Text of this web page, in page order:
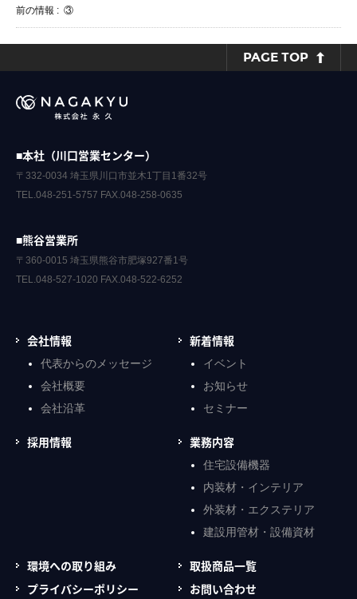
前の情報 : ③
PAGE TOP
■本社（川口営業センター）
〒332-0034 埼玉県川口市並木1丁目1番32号
TEL.048-251-5757 FAX.048-258-0635
■熊谷営業所
〒360-0015 埼玉県熊谷市肥塚927番1号
TEL.048-527-1020 FAX.048-522-6252
会社情報
代表からのメッセージ
会社概要
会社沿革
新着情報
イベント
お知らせ
セミナー
採用情報 業務内容
住宅設備機器
内装材・インテリア
外装材・エクステリア
建設用管材・設備資材
環境への取り組み
取扱商品一覧
プライバシーポリシー
お問い合わせ